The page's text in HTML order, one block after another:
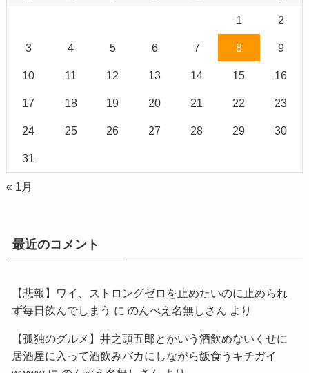
1 2
3 4 5 6 7 8 9
10 11 12 13 14 15 16
17 18 19 20 21 22 23
24 25 26 27 28 29 30
31
« 1月
最近のコメント
【悲報】ワイ、ストロングゼロを止めたいのに止められ
ず毎日飲んでしまう に のんべえ名無しさん より
【孤独のグルメ】井之頭五郎とかいう酒飲めないくせに
居酒屋に入って酒飲みバカにしながら飯食うキチガイ